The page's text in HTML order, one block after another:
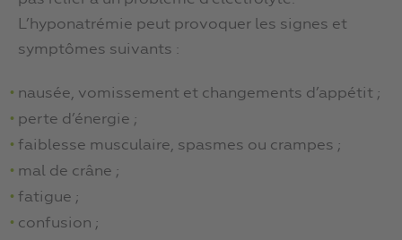
L’hyponatrémie peut provoquer les signes et
symptômes suivants :
nausée, vomissement et changements d’appétit ;
perte d’énergie ;
faiblesse musculaire, spasmes ou crampes ;
mal de crâne ;
fatigue ;
confusion ;